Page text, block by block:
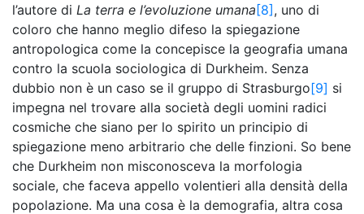
l’autore di La terra e l’evoluzione umana[8], uno di
coloro che hanno meglio difeso la spiegazione
antropologica come la concepisce la geografia umana
contro la scuola sociologica di Durkheim. Senza
dubbio non è un caso se il gruppo di Strasburgo[9] si
impegna nel trovare alla società degli uomini radici
cosmiche che siano per lo spirito un principio di
spiegazione meno arbitrario che delle finzioni. So bene
che Durkheim non misconosceva la morfologia
sociale, che faceva appello volentieri alla densità della
popolazione. Ma una cosa è la demografia, altra cosa